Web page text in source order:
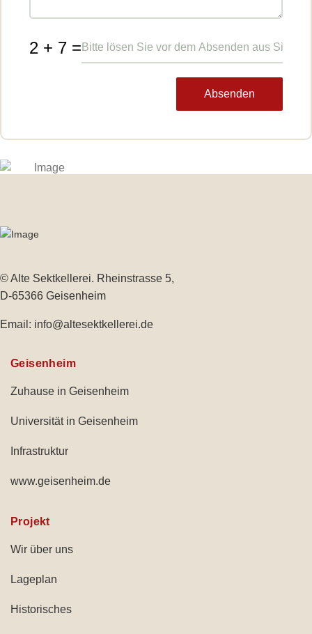
2 + 7 =
Absenden
© Alte Sektkellerei. Rheinstrasse 5,
D-65366 Geisenheim
Email: info@altesektkellerei.de
Geisenheim
Zuhause in Geisenheim
Universität in Geisenheim
Infrastruktur
www.geisenheim.de
Projekt
Wir über uns
Lageplan
Historisches